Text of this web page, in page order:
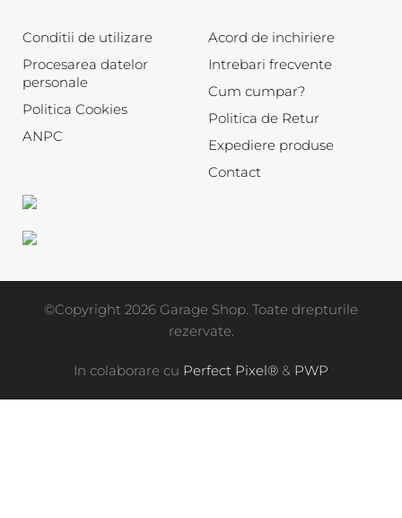
Conditii de utilizare
Procesarea datelor
personale
Politica Cookies
ANPC
Acord de inchiriere
Intrebari frecvente
Cum cumpar?
Politica de Retur
Expediere produse
Contact
©Copyright 2026 Garage Shop. Toate drepturile
rezervate.
In colaborare cu Perfect Pixel® & PWP